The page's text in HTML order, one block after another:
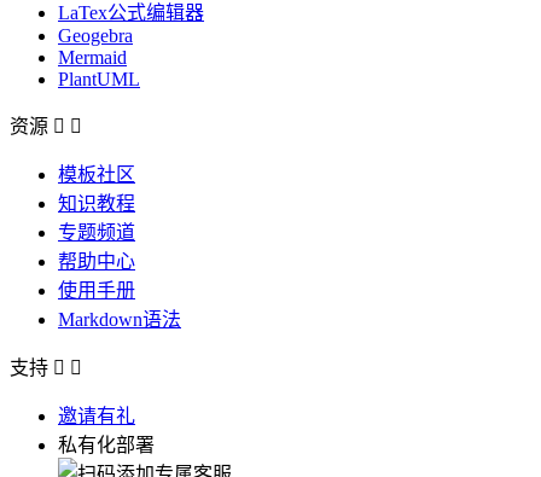
LaTex公式编辑器
Geogebra
Mermaid
PlantUML
资源  
模板社区
知识教程
专题频道
帮助中心
使用手册
Markdown语法
支持  
邀请有礼
私有化部署